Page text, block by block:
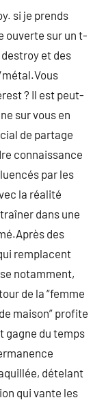
si je prends
ouverte sur un t-
et des
métal.Vous
? Il est peut-
sur vous en
de partage
connaissance
par les
la réalité
dans une
des
remplacent
notamment,
de la “femme
maison” profite
gagne du temps
dételant
qui vante les